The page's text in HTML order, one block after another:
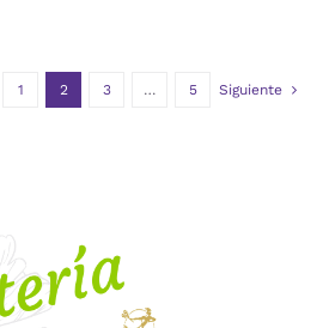
1 2 3 … 5 Siguiente